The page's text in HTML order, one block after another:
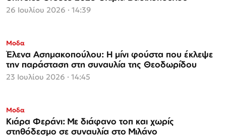
26 Ιουλίου 2026 · 14:39
Μοδα
Έλενα Ασημακοπούλου: Η μίνι φούστα που έκλεψε
την παράσταση στη συναυλία της Θεοδωρίδου
23 Ιουλίου 2026 · 14:45
Μοδα
Κιάρα Φεράνι: Με διάφανο τοπ και χωρίς
στηθόδεσμο σε συναυλία στο Μιλάνο